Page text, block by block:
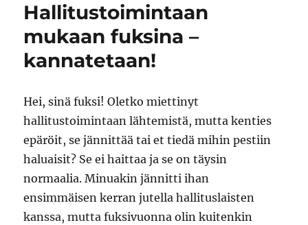
Hallitustoimintaan
mukaan fuksina –
kannatetaan!
Hei, sinä fuksi! Oletko miettinyt
hallitustoimintaan lähtemistä, mutta kenties
epäröit, se jännittää tai et tiedä mihin pestiin
haluaisit? Se ei haittaa ja se on täysin
normaalia. Minuakin jännitti ihan
ensimmäisen kerran jutella hallituslaisten
kanssa, mutta fuksivuonna olin kuitenkin